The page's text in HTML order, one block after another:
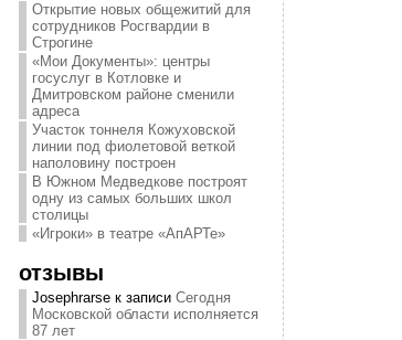
Открытие новых общежитий для
сотрудников Росгвардии в
Строгине
«Мои Документы»: центры
госуслуг в Котловке и
Дмитровском районе сменили
адреса
Участок тоннеля Кожуховской
линии под фиолетовой веткой
наполовину построен
В Южном Медведкове построят
одну из самых больших школ
столицы
«Игроки» в театре «АпАРТе»
отзывы
Josephrarseк записи Сегодня
Московской области исполняется
87 лет